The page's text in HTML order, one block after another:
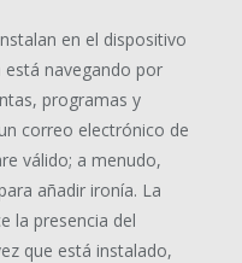
en el dispositivo
navegando por
programas y
correo electrónico de
válido; a menudo,
añadir ironía. La
la presencia del
que está instalado,